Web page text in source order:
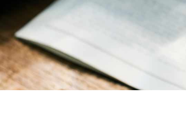
Medici
Specialistici
Assistenza
Infermieristica